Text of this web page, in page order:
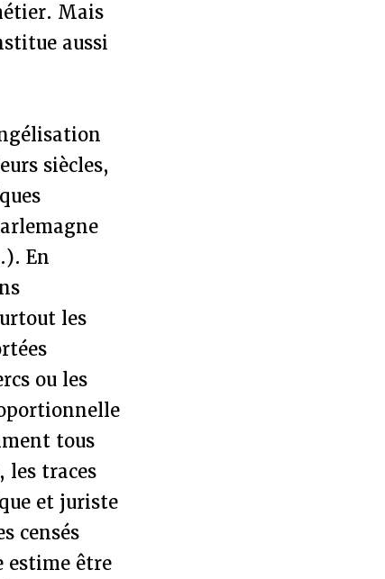
Mais
aussi
siècles,
En
les
ou les
tous
les traces
et juriste
censés
estime être